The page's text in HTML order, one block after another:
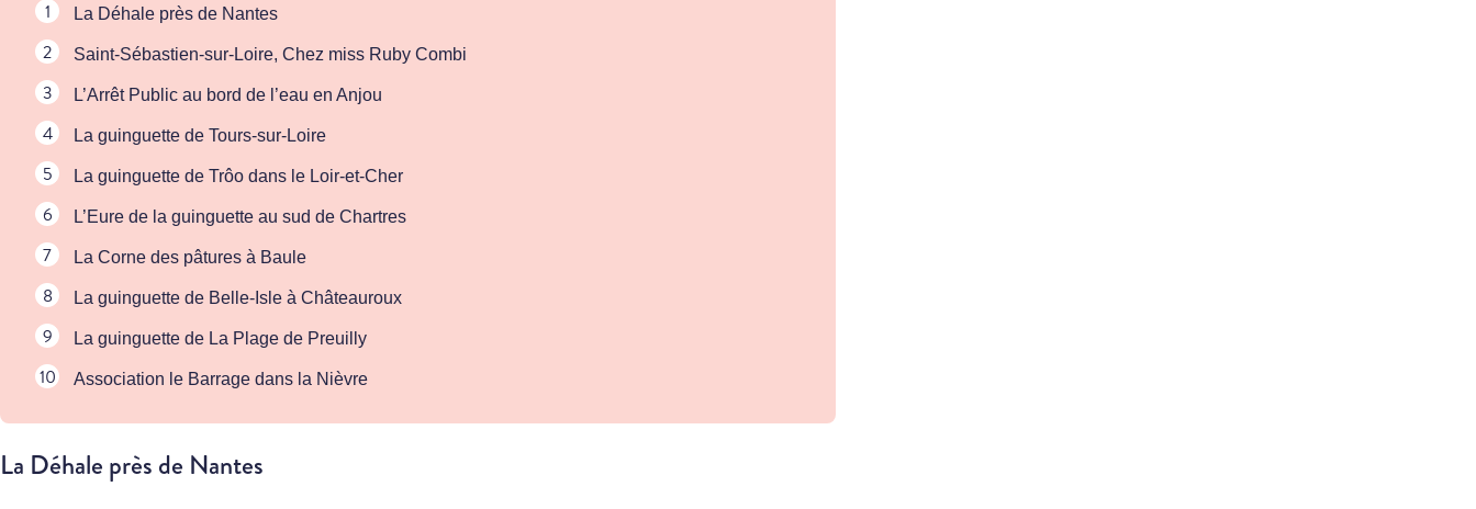
La Déhale près de Nantes
Saint-Sébastien-sur-Loire, Chez miss Ruby Combi
L’Arrêt Public au bord de l’eau en Anjou
La guinguette de Tours-sur-Loire
La guinguette de Trôo dans le Loir-et-Cher
L’Eure de la guinguette au sud de Chartres
La Corne des pâtures à Baule
La guinguette de Belle-Isle à Châteauroux
La guinguette de La Plage de Preuilly
Association le Barrage dans la Nièvre
La Déhale près de Nantes